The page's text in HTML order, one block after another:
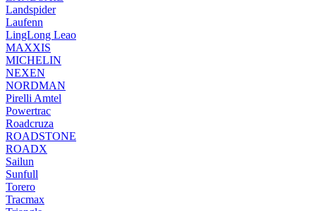
Landspider
Laufenn
LingLong Leao
MAXXIS
MICHELIN
NEXEN
NORDMAN
Pirelli Amtel
Powertrac
Roadcruza
ROADSTONE
ROADX
Sailun
Sunfull
Torero
Tracmax